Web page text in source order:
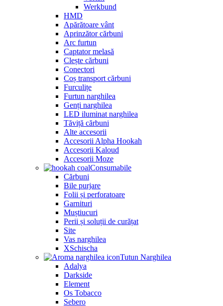
Werkbund
HMD
Apărătoare vânt
Aprinzător cărbuni
Arc furtun
Captator melasă
Clește cărbuni
Conectori
Coș transport cărbuni
Furculițe
Furtun narghilea
Genți narghilea
LED iluminat narghilea
Tăviță cărbuni
Alte accesorii
Accesorii Alpha Hookah
Accesorii Kaloud
Accesorii Moze
Consumabile
Cărbuni
Bile purjare
Folii și perforatoare
Garnituri
Muștiucuri
Perii și soluții de curățat
Site
Vas narghilea
XSchischa
Tutun Narghilea
Adalya
Darkside
Element
Os Tobacco
Sebero